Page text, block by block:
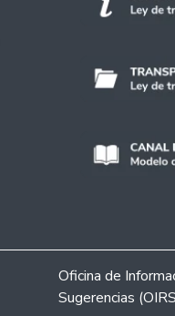
Oficina de
Sugerencias